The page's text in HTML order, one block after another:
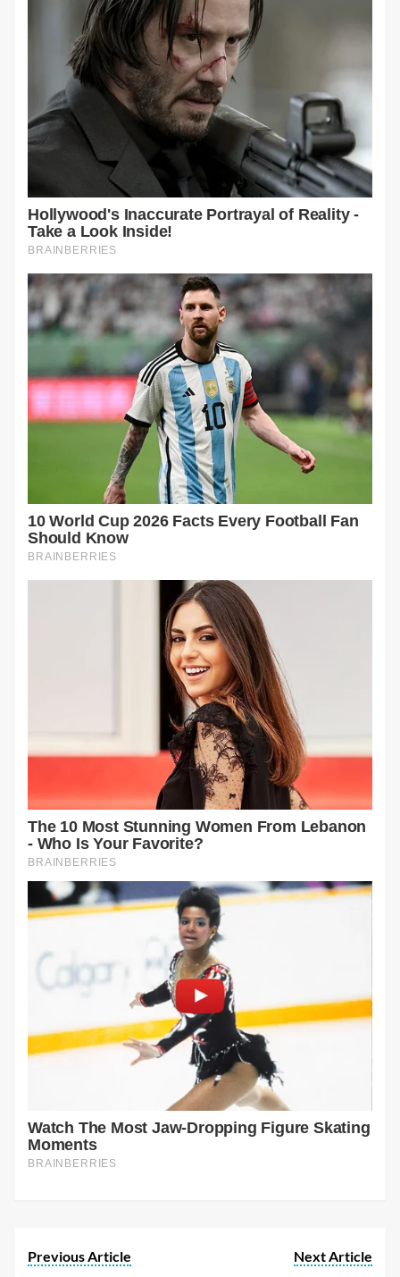
Previous Article Next Article